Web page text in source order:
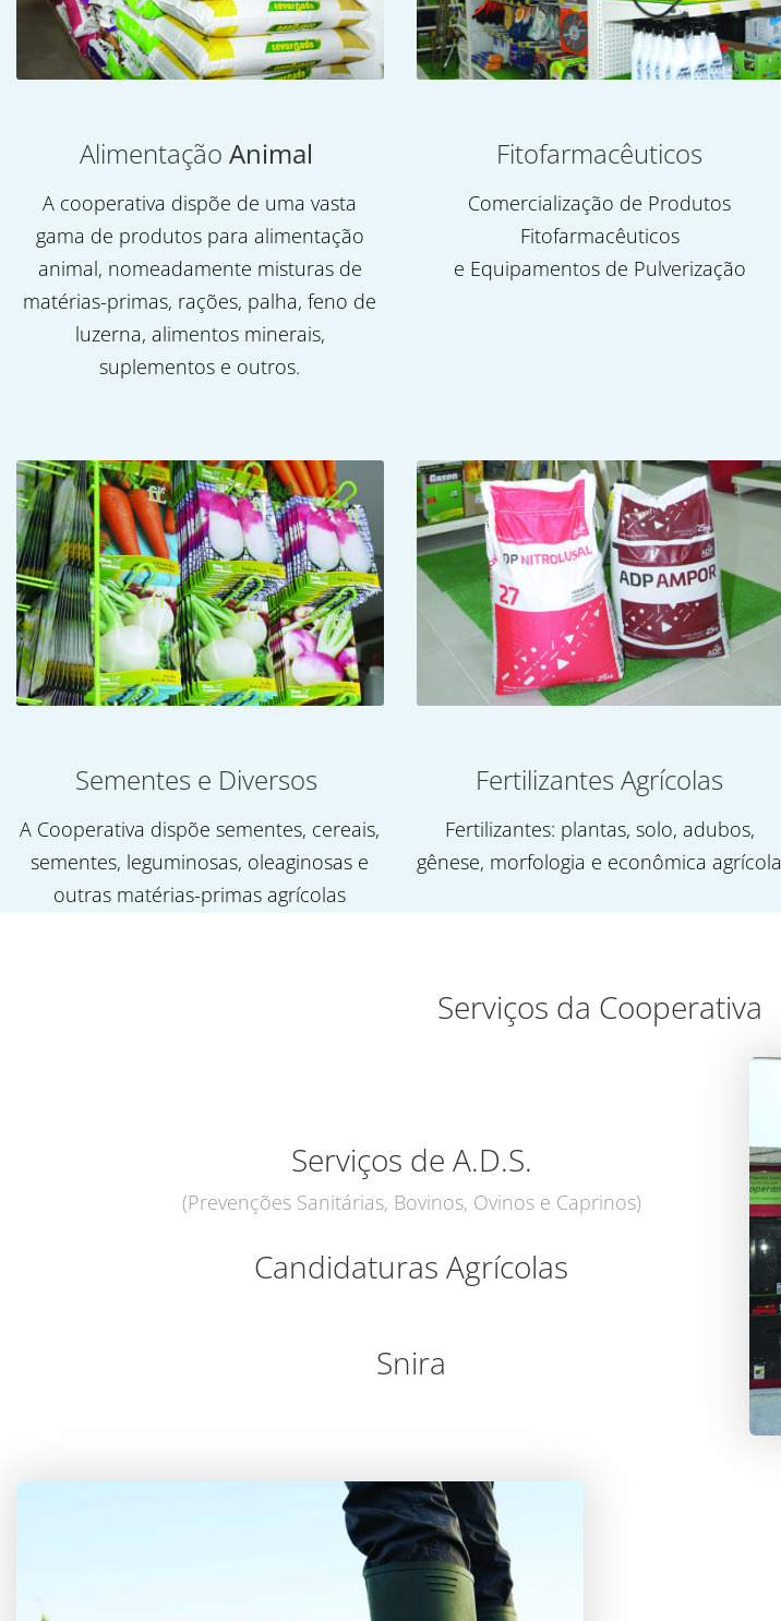
Alimentação Animal
A cooperativa dispõe de uma vasta
gama de produtos para alimentação
animal, nomeadamente misturas de
matérias-primas, rações, palha, feno de
luzerna, alimentos minerais,
suplementos e outros.
Fitofarmacêuticos
Comercialização de Produtos
Fitofarmacêuticos
e Equipamentos de Pulverização
Sementes e Diversos
A Cooperativa dispõe sementes, cereais,
sementes, leguminosas, oleaginosas e
outras matérias-primas agrícolas
Fertilizantes Agrícolas
Fertilizantes: plantas, solo, adubos,
gênese, morfologia e econômica agrícola
Serviços da Cooperativa
Serviços de A.D.S.
(Prevenções Sanitárias, Bovinos, Ovinos e Caprinos)
Candidaturas Agrícolas
Snira